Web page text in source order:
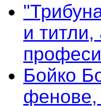
и титли,
Бойко
фенове,